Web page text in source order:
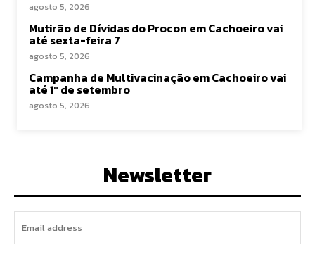
agosto 5, 2026
Mutirão de Dívidas do Procon em Cachoeiro vai
até sexta-feira 7
agosto 5, 2026
Campanha de Multivacinação em Cachoeiro vai
até 1º de setembro
agosto 5, 2026
Newsletter